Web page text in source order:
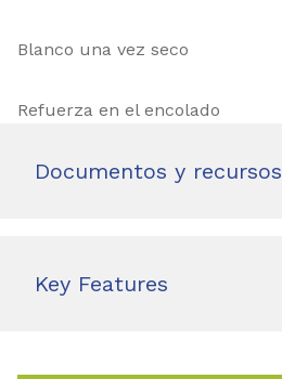
Blanco una vez seco
Refuerza en el encolado
Documentos y recursos
Key Features